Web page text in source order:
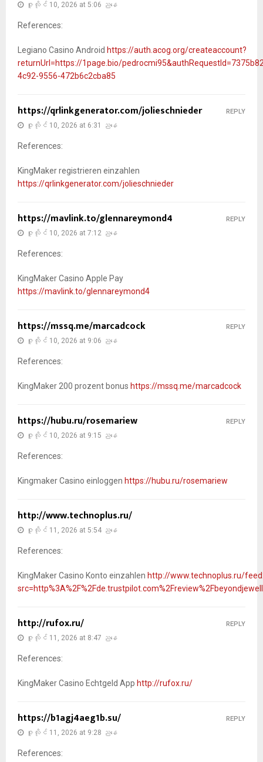
ဇူလိုင် 10, 2026 at 5:06 ညနေ
References:
Legiano Casino Android https://auth.acog.org/createaccount?
returnUrl=https://1page.bio/
4c92-9556-472b6c2cba85
https://qrlinkgenerator.com/jolieschnieder
ဇူလိုင် 10, 2026 at 6:31 ညနေ
References:
KingMaker registrieren einzahlen
https://qrlinkgenerator.com/jolieschnieder
REPLY
https://mavlink.to/glennareymond4
ဇူလိုင် 10, 2026 at 7:12 ညနေ
References:
KingMaker Casino Apple Pay
https://mavlink.to/glennareymond4
REPLY
https://mssq.me/marcadcock
ဇူလိုင် 10, 2026 at 9:06 ညနေ
References:
KingMaker 200 prozent bonus https://mssq.me/marcadcock
REPLY
https://hubu.ru/rosemariew
ဇူလိုင် 10, 2026 at 9:15 ညနေ
References:
Kingmaker Casino einloggen https://hubu.ru/rosemariew
REPLY
http://www.technoplus.ru/
ဇူလိုင် 11, 2026 at 5:54 ညနေ
References:
KingMaker Casino Konto einzahlen http://www.technoplus.ru/
http://rufox.ru/
ဇူလိုင် 11, 2026 at 8:47 ညနေ
References:
KingMaker Casino Echtgeld App http://rufox.ru/
REPLY
https://b1agj4aeg1b.su/
ဇူလိုင် 11, 2026 at 9:28 ညနေ
References:
REPLY